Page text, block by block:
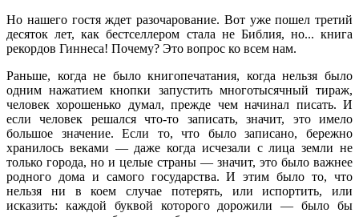
Но нашего гостя ждет разочарование. Вот уже пошел третий
десяток лет, как бестселлером стала не Библия, но... книга
рекордов Гиннеса! Почему? Это вопрос ко всем нам.
Раньше, когда не было книгопечатания, когда нельзя было
одним нажатием кнопки запустить многотысячный тираж,
человек хорошенько думал, прежде чем начинал писать. И
если человек решался что-то записать, значит, это имело
большое значение. Если то, что было записано, бережно
хранилось веками — даже когда исчезали с лица земли не
только города, но и целые страны — значит, это было важнее
родного дома и самого государства. И этим было то, что
нельзя ни в коем случае потерять, или испортить, или
исказить: каждой буквой которого дорожили — было бы